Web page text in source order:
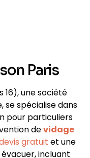
Paris
16), une société
se spécialise dans
pour particuliers
devidage
gratuit et une
incluant